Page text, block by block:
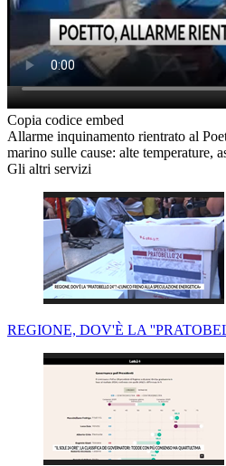
Copia codice embed
Allarme inquinamento rientrato al
marino sulle cause: alte
Gli altri servizi
REGIONE, DOV'È LA